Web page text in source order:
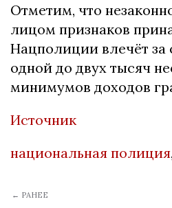
Отметим, что
лицом признаков
Нацполиции влечёт за
одной до двух тысяч
минимумов доходов
Источник
национальная полиция,
← РАНЕЕ